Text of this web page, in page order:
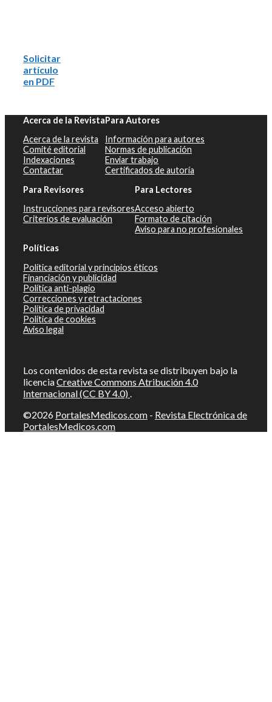
Solicitar
artículo
en PDF
Acerca de la Revista
Acerca de la revista
Comité editorial
Indexaciones
Contactar
Para Autores
Información para autores
Normas de publicación
Enviar trabajo
Certificados de autoría
Para Revisores
Instrucciones para revisores
Criterios de evaluación
Para Lectores
Acceso abierto
Formato de citación
Aviso para no profesionales
Políticas
Política editorial y principios éticos
Financiación y publicidad
Política anti-plagio
Correcciones y retractaciones
Política de privacidad
Política de cookies
Aviso legal
Los contenidos de esta revista se distribuyen bajo la
licenciaCreative Commons Atribución 4.0
Internacional (CC BY 4.0) .
©2026 PortalesMedicos.com - Revista Electrónica de
PortalesMedicos.com